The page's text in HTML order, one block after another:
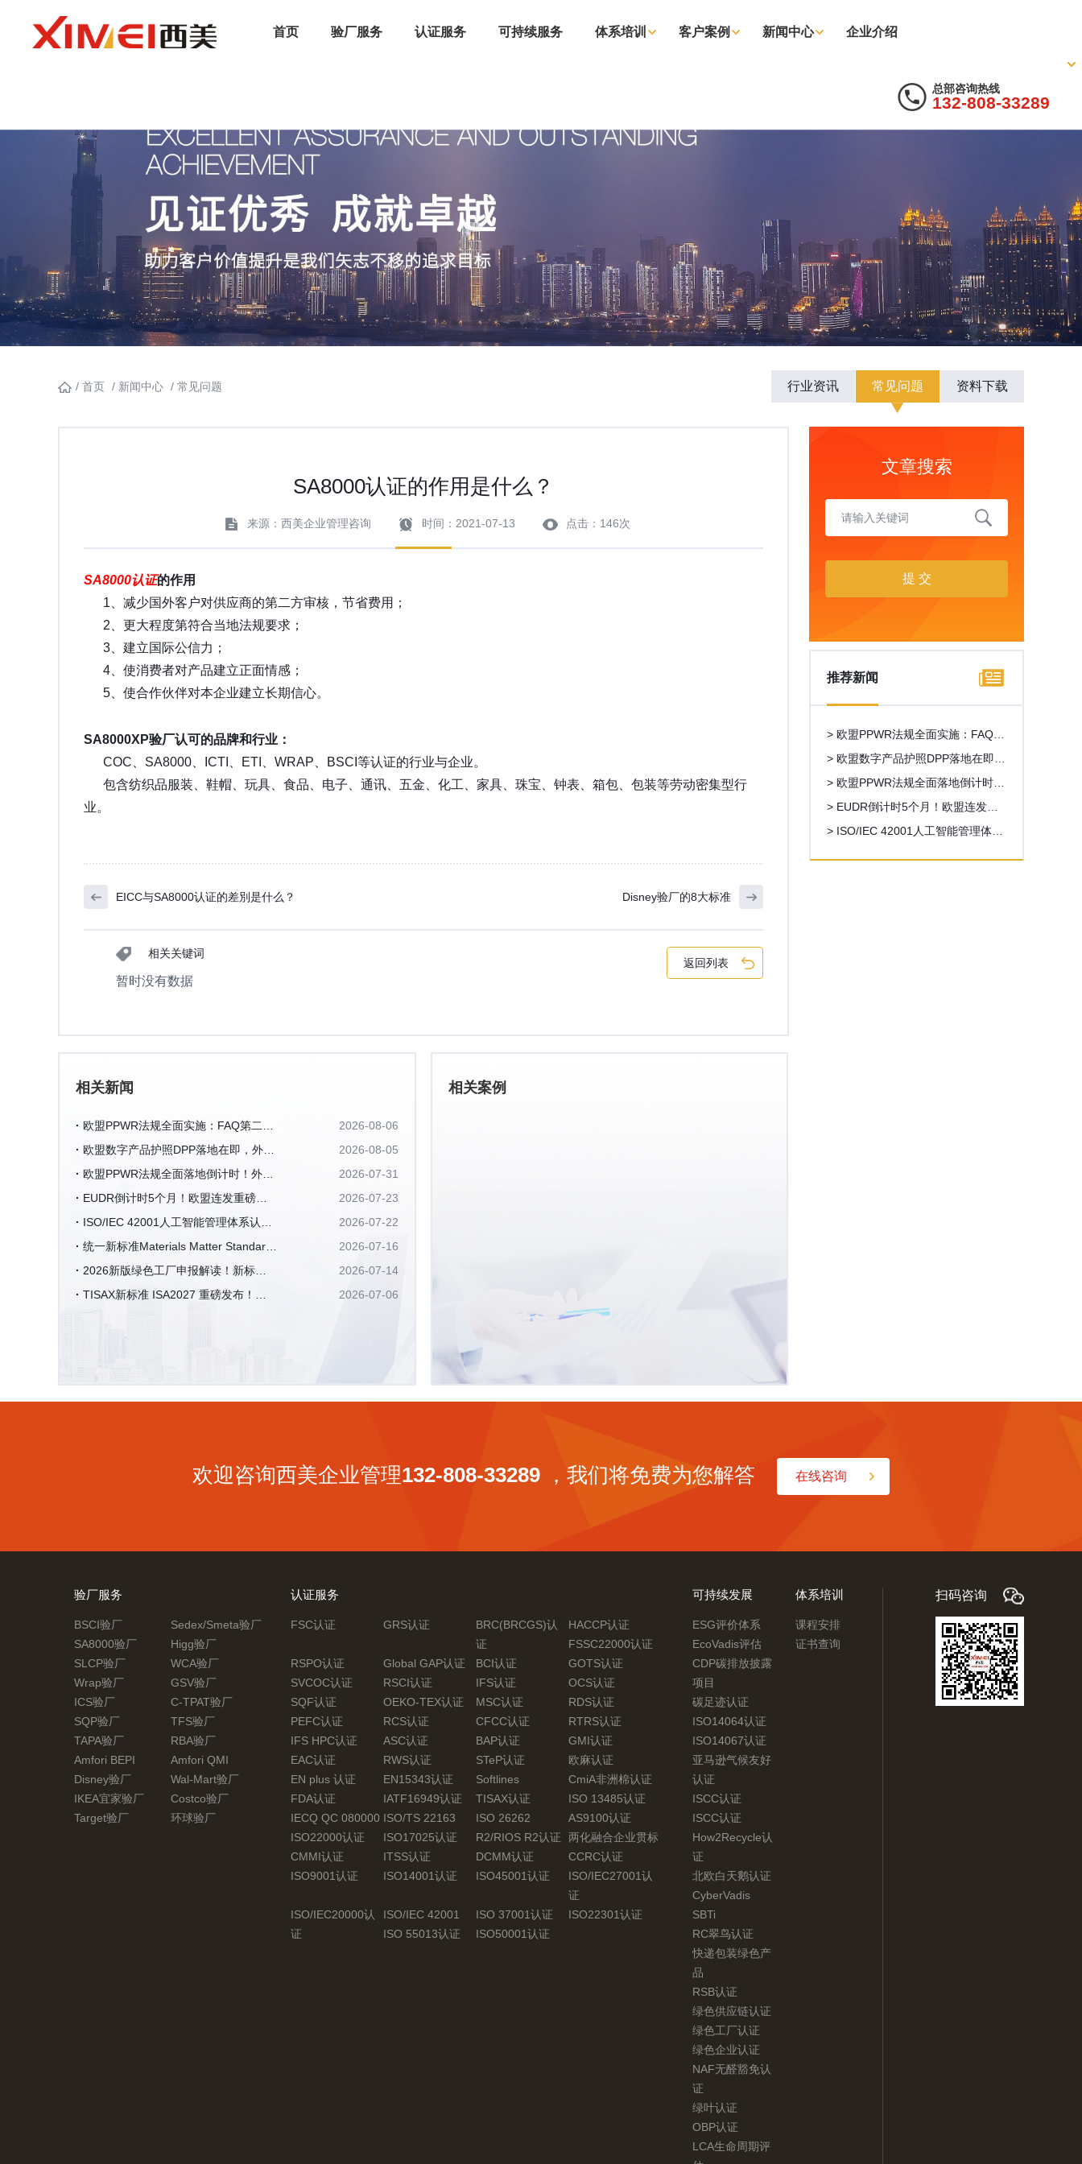
首页 验厂服务 认证服务 可持续服务 体系培训 客户案例 新闻中心 企业介绍
总部咨询热线
132-808-33289
/ 首页 / 新闻中心 / 常见问题 行业资讯 常见问题 资料下载
文章搜索
推荐新闻
> 欧盟PPWR法规全面实施：FAQ第
二版发布，多项关键问题获官方澄
清
> 欧盟数字产品护照DPP落地在即，
外贸出口新一轮数字化合规浪潮来
袭
> 欧盟PPWR法规全面落地倒计时！
外贸企业一站式合规操作指南
> EUDR倒计时5个月！欧盟连发重
磅新规，中国企业合规路线图全解
> ISO/IEC 42001人工智能管理体系
SA8000认证的作用是什么？
来源：西美企业管理咨询 时间：2021-07-13 点击：146次
SA8000认证的作用
1、减少国外客户对供应商的第二方审核，节省费用；
2、更大程度第符合当地法规要求；
3、建立国际公信力；
4、使消费者对产品建立正面情感；
5、使合作伙伴对本企业建立长期信心。
SA8000XP验厂认可的品牌和行业：
COC、SA8000、ICTI、ETI、WRAP、BSCI等认证的行业与企业。
包含纺织品服装、鞋帽、玩具、食品、电子、通讯、五金、化工、家具、珠宝、钟表、箱包、包装等劳动密集型行
业。
EICC与SA8000认证的差別是什么？ Disney验厂的8大标准
相关关键词
暂时没有数据
返回列表
相关新闻
欧盟PPWR法规全面实施：FAQ第二版
发布，多项关键问题获官方澄清
2026-08-06
欧盟数字产品护照DPP落地在即，外贸
出口新一轮数字化合规浪潮来袭
2026-08-05
欧盟PPWR法规全面落地倒计时！外贸
企业一站式合规操作指南
2026-07-31
EUDR倒计时5个月！欧盟连发重磅新
规，中国企业合规路线图全解析
2026-07-23
ISO/IEC 42001人工智能管理体系认证
全解析，AI企业出海合规必备资质
2026-07-22
统一新标准Materials Matter Standard
｜纺织行业可持续认证新纪元的开启
2026-07-16
2026新版绿色工厂申报解读！新标准
重大变化 + 硬性评审要求拆解
2026-07-14
TISAX新标准 ISA2027 重磅发布！核
2026-07-06
相关案例
欢迎咨询西美企业管理132-808-33289 ，我们将免费为您解答 在线咨询
验厂服务
BSCI验厂
Sedex/Smeta验厂
SA8000验厂
Higg验厂
SLCP验厂
WCA验厂
Wrap验厂
GSV验厂
ICS验厂
C-TPAT验厂
SQP验厂
TFS验厂
TAPA验厂
RBA验厂
Amfori BEPI
Amfori QMI
Disney验厂
Wal-Mart验厂
IKEA宜家验厂
Costco验厂
Target验厂
环球验厂
认证服务
FSC认证 GRS认证
BRC(BRCGS)认
证
HACCP认证
FSSC22000认证
RSPO认证
Global GAP认证 BCI认证
GOTS认证
SVCOC认证
RSCI认证 IFS认证
OCS认证
SQF认证
OEKO-TEX认证 MSC认证
RDS认证
PEFC认证
RCS认证 CFCC认证
RTRS认证
IFS HPC认证
ASC认证 BAP认证
GMI认证
EAC认证
RWS认证 STeP认证
欧麻认证
EN plus 认证
EN15343认证 Softlines
CmiA非洲棉认证
FDA认证
IATF16949认证 TISAX认证
ISO 13485认证
IECQ QC 080000 ISO/TS 22163 ISO 26262
AS9100认证
ISO22000认证
ISO17025认证 R2/RIOS R2认证
两化融合企业贯标
CMMI认证
ITSS认证 DCMM认证
CCRC认证
ISO9001认证
ISO14001认证 ISO45001认证
ISO/IEC27001认
证
ISO/IEC20000认
证
ISO/IEC 42001 ISO 37001认证
ISO22301认证
ISO 55013认证
ISO50001认证
可持续发展
ESG评价体系
EcoVadis评估
CDP碳排放披露
项目
碳足迹认证
ISO14064认证
ISO14067认证
亚马逊气候友好
认证
ISCC认证
ISCC认证
How2Recycle认
证
北欧白天鹅认证
CyberVadis
SBTi
RC翠鸟认证
快递包装绿色产
品
RSB认证
绿色供应链认证
绿色工厂认证
绿色企业认证
NAF无醛豁免认
证
绿叶认证
OBP认证
LCA生命周期评
体系培训
课程安排
证书查询
扫码咨询